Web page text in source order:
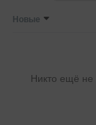
Новые
Никто ещё не